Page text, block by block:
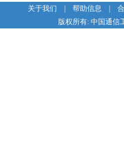
关于我们
帮助信息
版权所有: 中国通信